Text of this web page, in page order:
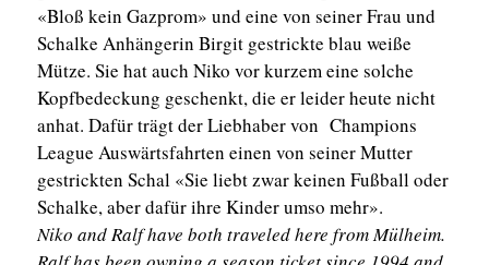
«Bloß kein Gazprom» und eine von seiner Frau und
Schalke Anhängerin Birgit gestrickte blau weiße
Mütze. Sie hat auch Niko vor kurzem eine solche
Kopfbedeckung geschenkt, die er leider heute nicht
anhat. Dafür trägt der Liebhaber von Champions
League Auswärtsfahrten einen von seiner Mutter
gestrickten Schal «Sie liebt zwar keinen Fußball oder
Schalke, aber dafür ihre Kinder umso mehr».
Niko and Ralf have both traveled here from Mülheim.